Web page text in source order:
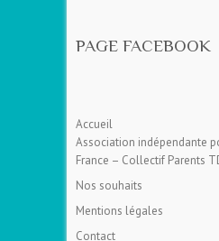
PAGE FACEBOOK
Accueil
Association indépendante
France – Collectif Parents
Nos souhaits
Mentions légales
Contact